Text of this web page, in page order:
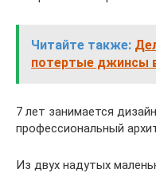
Читайте также:
потертые джинсы
7 лет занимается
профессиональный
Из двух надутых